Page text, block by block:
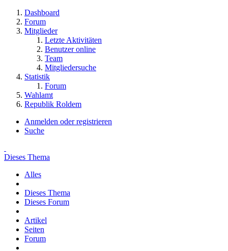
Dashboard
Forum
Mitglieder
Letzte Aktivitäten
Benutzer online
Team
Mitgliedersuche
Statistik
Forum
Wahlamt
Republik Roldem
Anmelden oder registrieren
Suche
Dieses Thema
Alles
Dieses Thema
Dieses Forum
Artikel
Seiten
Forum